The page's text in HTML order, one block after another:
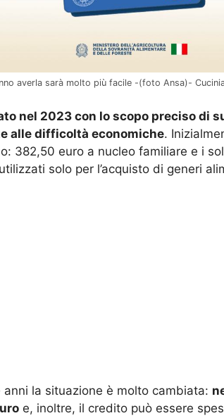
averla sarà molto più facile -(foto Ansa)-
nel 2023 con lo scopo preciso di
alle difficoltà economiche.
382,50 euro a nucleo familiare e i
solo per l’acquisto di generi
la situazione è molto cambiata:
e, inoltre, il credito può essere